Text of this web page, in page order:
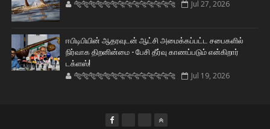
🐅🐅🐅🐅🐅🐅🐆🐆🐆🐆🐆🐆🐆🐆 Jul 27, 2026
ஈபிடிபியின் ஆதரவுடன் ஆட்சி அமைக்கப்பட்ட சபைகளில்
நிர்வாக திறனின்மை - பேசி தீர்வு காணப்படும் என்கிறார்
டக்ளஸ்!
🐅🐅🐅🐅🐅🐅🐆🐆🐆🐆🐆🐆🐆🐆 Jul 19, 2026